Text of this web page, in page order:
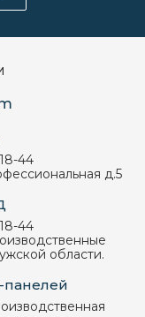
44
д.5
44
области.
панелей